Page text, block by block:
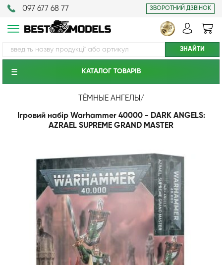
097 677 68 77 ЗВОРОТНИЙ ДЗВІНОК
КАТАЛОГ ТОВАРIВ
ТЁМНЫЕ АНГЕЛЫ /
Ігровий набір Warhammer 40000 - DARK ANGELS:
AZRAEL SUPREME GRAND MASTER